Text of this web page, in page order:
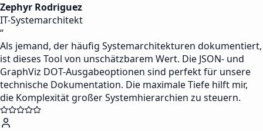
Zephyr Rodriguez
IT-Systemarchitekt
“
Als jemand, der häufig Systemarchitekturen dokumentiert,
ist dieses Tool von unschätzbarem Wert. Die JSON- und
GraphViz DOT-Ausgabeoptionen sind perfekt für unsere
technische Dokumentation. Die maximale Tiefe hilft mir,
die Komplexität großer Systemhierarchien zu steuern.